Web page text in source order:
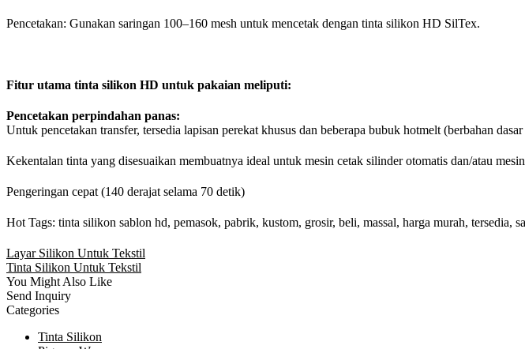
Pencetakan: Gunakan saringan 100–160 mesh untuk mencetak dengan tinta silikon HD SilTex.
Fitur utama tinta silikon HD untuk pakaian meliputi:
Pencetakan perpindahan panas:
Untuk pencetakan transfer, tersedia lapisan perekat khusus dan beberapa bubuk hotmelt (berbahan
Kekentalan tinta yang disesuaikan membuatnya ideal untuk mesin cetak silinder otomatis dan/atau
Pengeringan cepat (140 derajat selama 70 detik)
Hot Tags: tinta silikon sablon hd, pemasok, pabrik, kustom, grosir, beli, massal, harga murah, tersedia,
Layar Silikon Untuk Tekstil
Tinta Silikon Untuk Tekstil
You Might Also Like
Send Inquiry
Categories
Tinta Silikon